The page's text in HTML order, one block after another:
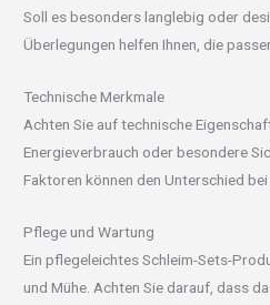
Soll es besonders langlebig oder
Überlegungen helfen Ihnen, die
Technische Merkmale
Achten Sie auf technische
Energieverbrauch oder besondere
Faktoren können den Unterschied
Pflege und Wartung
Ein pflegeleichtes Schleim-Sets-
und Mühe. Achten Sie darauf, dass